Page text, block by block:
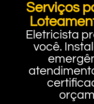
Serviços
Eletricista
você.